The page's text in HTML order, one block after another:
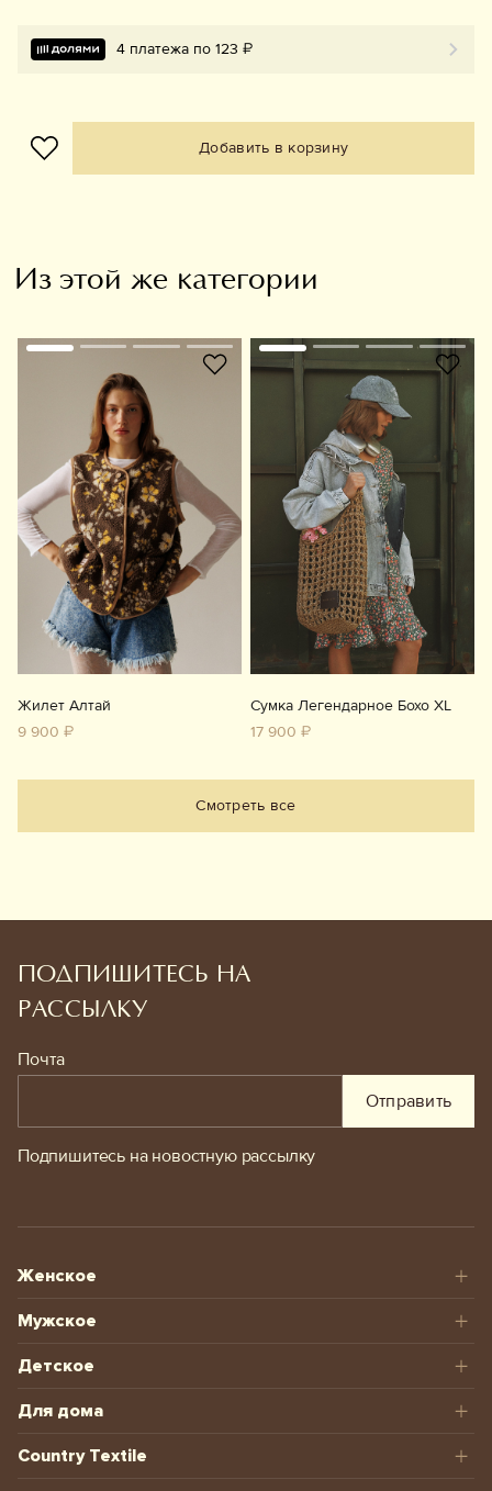
4 платежа по 123 ₽
Добавить в корзину
Из этой же категории
Жилет Алтай
9 900 ₽
Сумка Легендарное Бохо XL
17 900 ₽
Смотреть все
ПОДПИШИТЕСЬ НА
РАССЫЛКУ
Почта
Отправить
Подпишитесь на новостную рассылку
Женское
Мужское
Детское
Для дома
Country Textile